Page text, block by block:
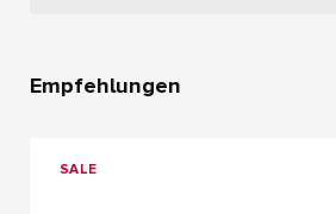
Empfehlungen
SALE